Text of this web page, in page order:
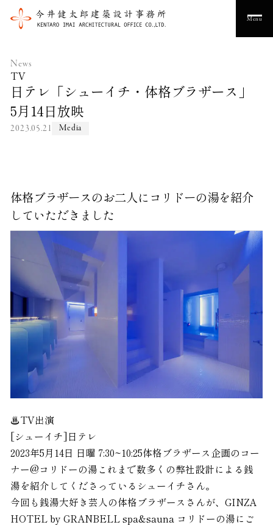
Menu
News
TV
日テレ「シューイチ・体格ブラザース」
5月14日放映
2023.05.21 Media
体格ブラザースのお二人にコリドーの湯を紹介
していただきました
♨️TV出演
[シューイチ]日テレ
2023年5月14日 日曜 7:30~10:25体格ブラザース企画のコー
ナー@コリドーの湯これまで数多くの弊社設計による銭
湯を紹介してくださっているシューイチさん。
今回も銭湯大好き芸人の体格ブラザースさんが、GINZA
HOTEL by GRANBELL spa&sauna コリドーの湯にご